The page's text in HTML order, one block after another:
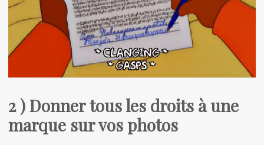
2 ) Donner tous les droits à une
marque sur vos photos